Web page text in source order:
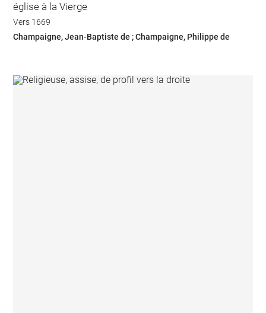
église à la Vierge
Vers 1669
Champaigne, Jean-Baptiste de ; Champaigne, Philippe de